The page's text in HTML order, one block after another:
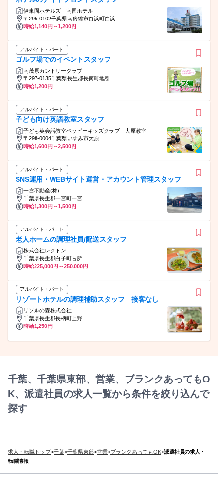
伊東園ホテルズ 南国ホテル
〒295-0102千葉県南房総市白浜町白浜
時給1,140円～1,200円
アルバイト・パート
ゴルフ場でのイベントスタッフ
南茂原カントリークラブ
〒297-0135千葉県長生郡長南町地引
時給1,200円
アルバイト・パート
子ども向け英語教室スタッフ
子ども英会話教室ペッピーキッズクラブ 大原教室
〒298-0004千葉県いすみ市大原
時給1,600円～2,500円
アルバイト・パート
SNS運用・WEBサイト運営・アカウント管理スタッフ
一宮不動産(株)
千葉県長生郡一宮町一宮
時給1,300円～1,500円
アルバイト・パート
老人ホームの調理社員/配送スタッフ
株式会社レクトン
千葉県長生郡白子町古所
時給225,000円～250,000円
アルバイト・パート
リゾートホテルの調理補助スタッフ 接客なし
リソルの森株式会社
千葉県長生郡長柄町上野
時給1,250円
千葉、千葉県東部、営業、ブランクあってもO
K、派遣社員の求人一覧から条件を絞り込んで
探す
求人・転職トップ>千葉>千葉県東部>営業>ブランクあってもOK>派遣社員の求人・
転職情報